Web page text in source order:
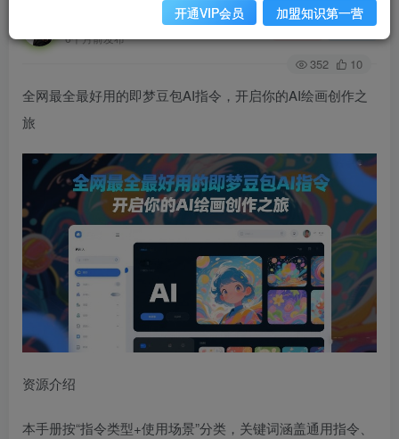
第一人副业终点站
6个月前发布
关注 私信
352 10
全网最全最好用的即梦豆包AI指令，开启你的AI绘画创作之
旅
资源介绍
本手册按“指令类型+使用场景”分类，关键词涵盖通用指令、
开通VIP会员 加盟知识第一营